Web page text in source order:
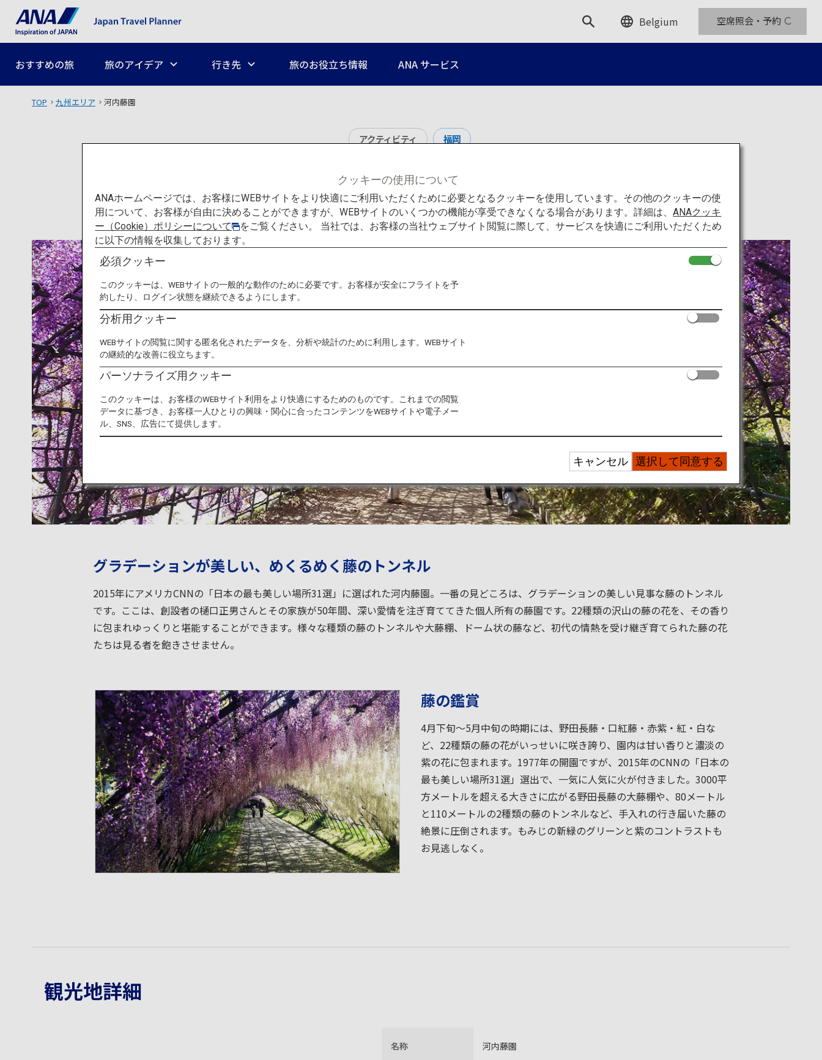
Belgium 空席照会・予約
おすすめの旅 旅のアイデア 行き先 旅のお役立ち情報 ANA サービス
TOP 九州エリア 河内藤園
アクティビティ 福岡
河内藤園
グラデーションが美しい、めくるめく藤のトンネル
2015年にアメリカCNNの「日本の最も美しい場所31選」に選ばれた河内藤園。一番の見どころは、グラデーションの美しい見事な藤のトンネル
です。ここは、創設者の樋口正男さんとその家族が50年間、深い愛情を注ぎ育ててきた個人所有の藤園です。22種類の沢山の藤の花を、その香り
に包まれゆっくりと堪能することができます。様々な種類の藤のトンネルや大藤棚、ドーム状の藤など、初代の情熱を受け継ぎ育てられた藤の花
たちは見る者を飽きさせません。
藤の鑑賞
4月下旬～5月中旬の時期には、野田長藤・口紅藤・赤紫・紅・白な
ど、22種類の藤の花がいっせいに咲き誇り、園内は甘い香りと濃淡の
紫の花に包まれます。1977年の開園ですが、2015年のCNNの「日本の
最も美しい場所31選」選出で、一気に人気に火が付きました。3000平
方メートルを超える大きさに広がる野田長藤の大藤棚や、80メートル
と110メートルの2種類の藤のトンネルなど、手入れの行き届いた藤の
絶景に圧倒されます。もみじの新緑のグリーンと紫のコントラストも
お見逃しなく。
観光地詳細
名称 河内藤園
クッキーの使用について
ANAホームページでは、お客様にWEBサイトをより快適にご利用いただくために必要となるクッキーを使用しています。その他のクッキーの使
用について、お客様が自由に決めることができますが、WEBサイトのいくつかの機能が享受できなくなる場合があります。詳細は、ANAクッキ
ー（Cookie）ポリシーについて
をご覧ください。 当社では、お客様の当社ウェブサイト閲覧に際して、サービスを快適にご利用いただくため
に以下の情報を収集しております。
必須クッキー
このクッキーは、WEBサイトの一般的な動作のために必要です。お客様が安全にフライトを予
約したり、ログイン状態を継続できるようにします。
分析用クッキー
WEBサイトの閲覧に関する匿名化されたデータを、分析や統計のために利用します。WEBサイト
の継続的な改善に役立ちます。
パーソナライズ用クッキー
このクッキーは、お客様のWEBサイト利用をより快適にするためのものです。これまでの閲覧
データに基づき、お客様一人ひとりの興味・関心に合ったコンテンツをWEBサイトや電子メー
ル、SNS、広告にて提供します。
選択して同意する
キャンセル